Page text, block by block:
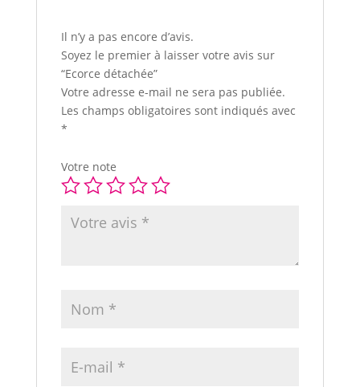
Il n’y a pas encore d’avis.
Soyez le premier à laisser votre avis sur
“Ecorce détachée”
Votre adresse e-mail ne sera pas publiée.
Les champs obligatoires sont indiqués avec
*
Votre note